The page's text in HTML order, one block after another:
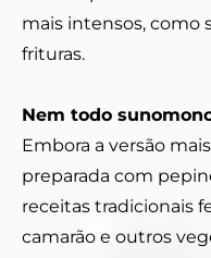
mais intensos, como
frituras.
Nem todo
Embora a versão
preparada com
receitas tradicionais
camarão e outros